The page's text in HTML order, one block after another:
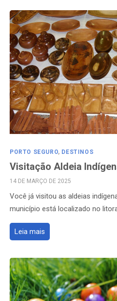
PORTO SEGURO, DESTINOS
Visitação Aldeia
POSTED
14 DE MARÇO DE 2025
Você já visitou as aldeias
município está localizado no
Leia mais